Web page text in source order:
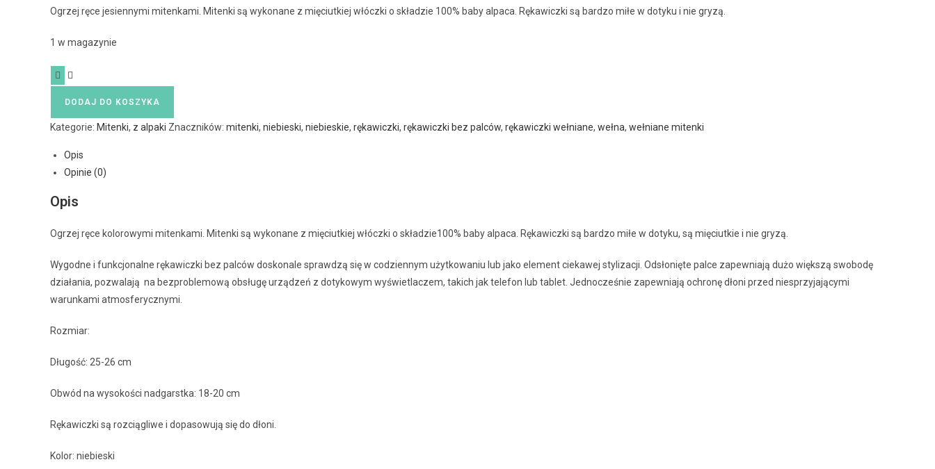
Ogrzej ręce jesiennymi mitenkami. Mitenki są wykonane z mięciutkiej włóczki o składzie 100% baby alpaca. Rękawiczki są bardzo miłe w dotyku i nie gryzą.
1 w magazynie
DODAJ DO KOSZYKA
Kategorie: Mitenki, z alpaki Znaczników: mitenki, niebieski, niebieskie, rękawiczki, rękawiczki bez palców, rękawiczki wełniane, wełna, wełniane mitenki
Opis
Opinie (0)
Opis
Ogrzej ręce kolorowymi mitenkami. Mitenki są wykonane z mięciutkiej włóczki o składzie100% baby alpaca. Rękawiczki są bardzo miłe w dotyku, są mięciutkie i nie gryzą.
Wygodne i funkcjonalne rękawiczki bez palców doskonale sprawdzą się w codziennym użytkowaniu lub jako element ciekawej stylizacji. Odsłonięte palce zapewniają dużo większą swobodę
działania, pozwalają na bezproblemową obsługę urządzeń z dotykowym wyświetlaczem, takich jak telefon lub tablet. Jednocześnie zapewniają ochronę dłoni przed niesprzyjającymi
warunkami atmosferycznymi.
Rozmiar:
Długość: 25-26 cm
Obwód na wysokości nadgarstka: 18-20 cm
Rękawiczki są rozciągliwe i dopasowują się do dłoni.
Kolor: niebieski